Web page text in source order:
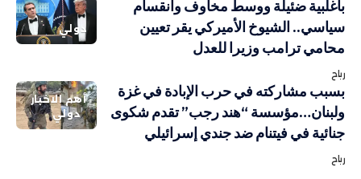
دولي
بأغلبية ضئيلة ووسط مخاوف وانقسام
سياسي.. الشيوخ الأميركي يقر تعيين
محامي ترامب وزيرا للعدل
رباح
أهم الاخبار
دولي
بسبب مشاركته في حرب الإبادة في غزة
ولبنان…مؤسسة “هند رجب” تقدم شكوى
جنائية في فيتنام ضد جندي إسرائيلي
رباح